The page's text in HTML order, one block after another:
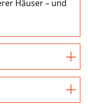
Häuser – und